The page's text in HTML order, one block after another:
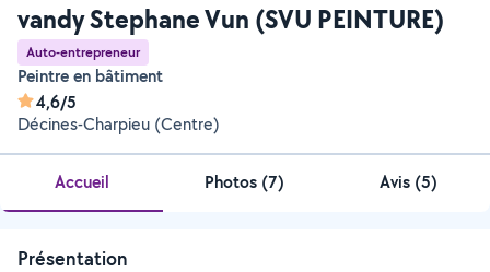
vandy Stephane Vun (SVU PEINTURE)
Auto-entrepreneur
Peintre en bâtiment
4,6/5
Décines-Charpieu (Centre)
Accueil Photos (7) Avis (5)
Présentation